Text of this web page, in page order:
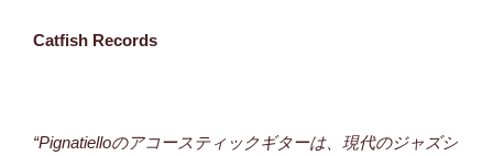
Catfish Records
“Pignatielloのアコースティックギターは、現代のジャズシ